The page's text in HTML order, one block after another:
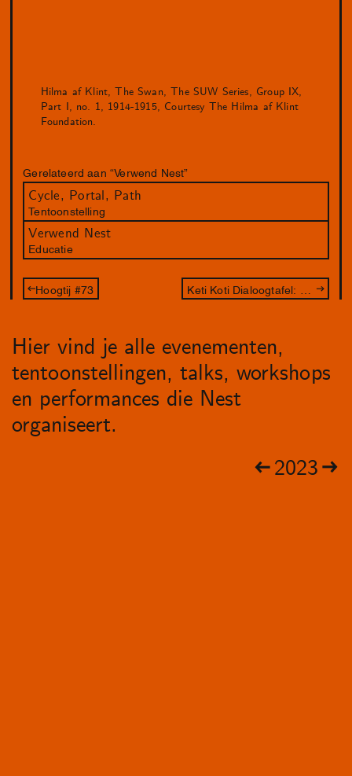
Hilma af Klint, The Swan, The SUW Series, Group IX,
Part I, no. 1, 1914-1915, Courtesy The Hilma af Klint
Foundation.
Gerelateerd aan “Verwend Nest”
Cycle, Portal, Path
Tentoonstelling
Verwend Nest
Educatie
Hoogtij #73
Hier vind je alle evenementen,
tentoonstellingen, talks, workshops
en performances die Nest
organiseert.
2023